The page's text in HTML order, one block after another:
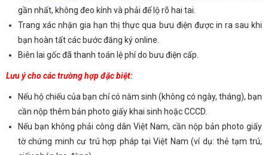
gần nhất, không đeo kính và phải để lộ rõ hai tai.
Trang xác nhận gia hạn thị thực qua bưu điện được in ra sau khi
bạn hoàn tất các bước đăng ký online.
Biên lai gốc đã thanh toán lệ phí do bưu điện cấp.
Lưu ý cho các trường hợp đặc biệt:
Nếu hộ chiếu của bạn chỉ có năm sinh (không có ngày, tháng), bạn
cần nộp thêm bản photo giấy khai sinh hoặc CCCD.
Nếu bạn không phải công dân Việt Nam, cần nộp bản photo giấy
tờ chứng minh cư trú hợp pháp tại Việt Nam (ví dụ: thẻ tạm trú,